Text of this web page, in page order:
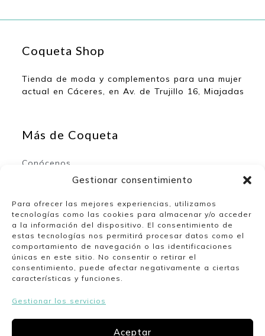
Gestionar consentimiento
Para ofrecer las mejores experiencias, utilizamos
tecnologías como las cookies para almacenar y/o acceder
a la información del dispositivo. El consentimiento de
estas tecnologías nos permitirá procesar datos como el
comportamiento de navegación o las identificaciones
únicas en este sitio. No consentir o retirar el
consentimiento, puede afectar negativamente a ciertas
características y funciones.
Gestionar los servicios
Aceptar
Coqueta Shop
Tienda de moda y complementos para una mujer
actual en Cáceres, en Av. de Trujillo 16, Miajadas
Más de Coqueta
Conócenos
Mi espacio
Mi cuenta
Lista de deseos
Nuestro horario